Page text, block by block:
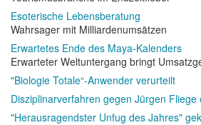
Esoterische Lebensberatung
Wahrsager mit Milliardenumsätzen
Erwartetes Ende des Maya-Kalenders
Erwarteter Weltuntergang bringt
"Biologie Totale“-Anwender verurteilt
Disziplinarverfahren gegen Jürgen Fliege
"Herausragendster Unfug des Jahres"